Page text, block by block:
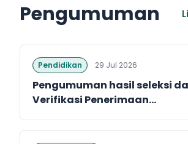
Jepang.
Pengumuman
Pendidikan 29 Jul 2026
Pengumuman hasil seleksi
Verifikasi Penerimaan...